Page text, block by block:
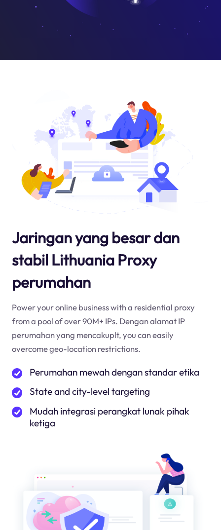
Jaringan yang besar dan
stabil Lithuania Proxy
perumahan
Power your online business with a residential proxy
from a pool of over 90M+ IPs. Dengan alamat IP
perumahan yang mencakuplt, you can easily
overcome geo-location restrictions.
Perumahan mewah dengan standar etika
State and city-level targeting
Mudah integrasi perangkat lunak pihak
ketiga